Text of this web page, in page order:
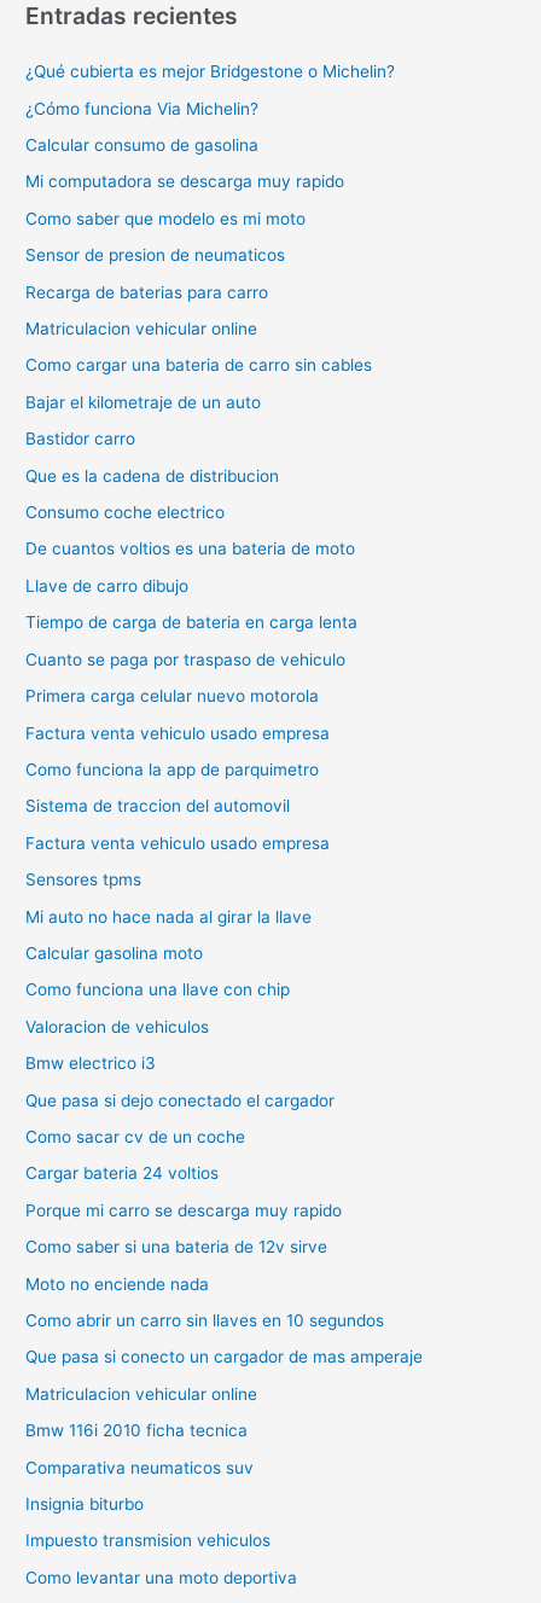
Entradas recientes
¿Qué cubierta es mejor Bridgestone o Michelin?
¿Cómo funciona Via Michelin?
Calcular consumo de gasolina
Mi computadora se descarga muy rapido
Como saber que modelo es mi moto
Sensor de presion de neumaticos
Recarga de baterias para carro
Matriculacion vehicular online
Como cargar una bateria de carro sin cables
Bajar el kilometraje de un auto
Bastidor carro
Que es la cadena de distribucion
Consumo coche electrico
De cuantos voltios es una bateria de moto
Llave de carro dibujo
Tiempo de carga de bateria en carga lenta
Cuanto se paga por traspaso de vehiculo
Primera carga celular nuevo motorola
Factura venta vehiculo usado empresa
Como funciona la app de parquimetro
Sistema de traccion del automovil
Factura venta vehiculo usado empresa
Sensores tpms
Mi auto no hace nada al girar la llave
Calcular gasolina moto
Como funciona una llave con chip
Valoracion de vehiculos
Bmw electrico i3
Que pasa si dejo conectado el cargador
Como sacar cv de un coche
Cargar bateria 24 voltios
Porque mi carro se descarga muy rapido
Como saber si una bateria de 12v sirve
Moto no enciende nada
Como abrir un carro sin llaves en 10 segundos
Que pasa si conecto un cargador de mas amperaje
Matriculacion vehicular online
Bmw 116i 2010 ficha tecnica
Comparativa neumaticos suv
Insignia biturbo
Impuesto transmision vehiculos
Como levantar una moto deportiva